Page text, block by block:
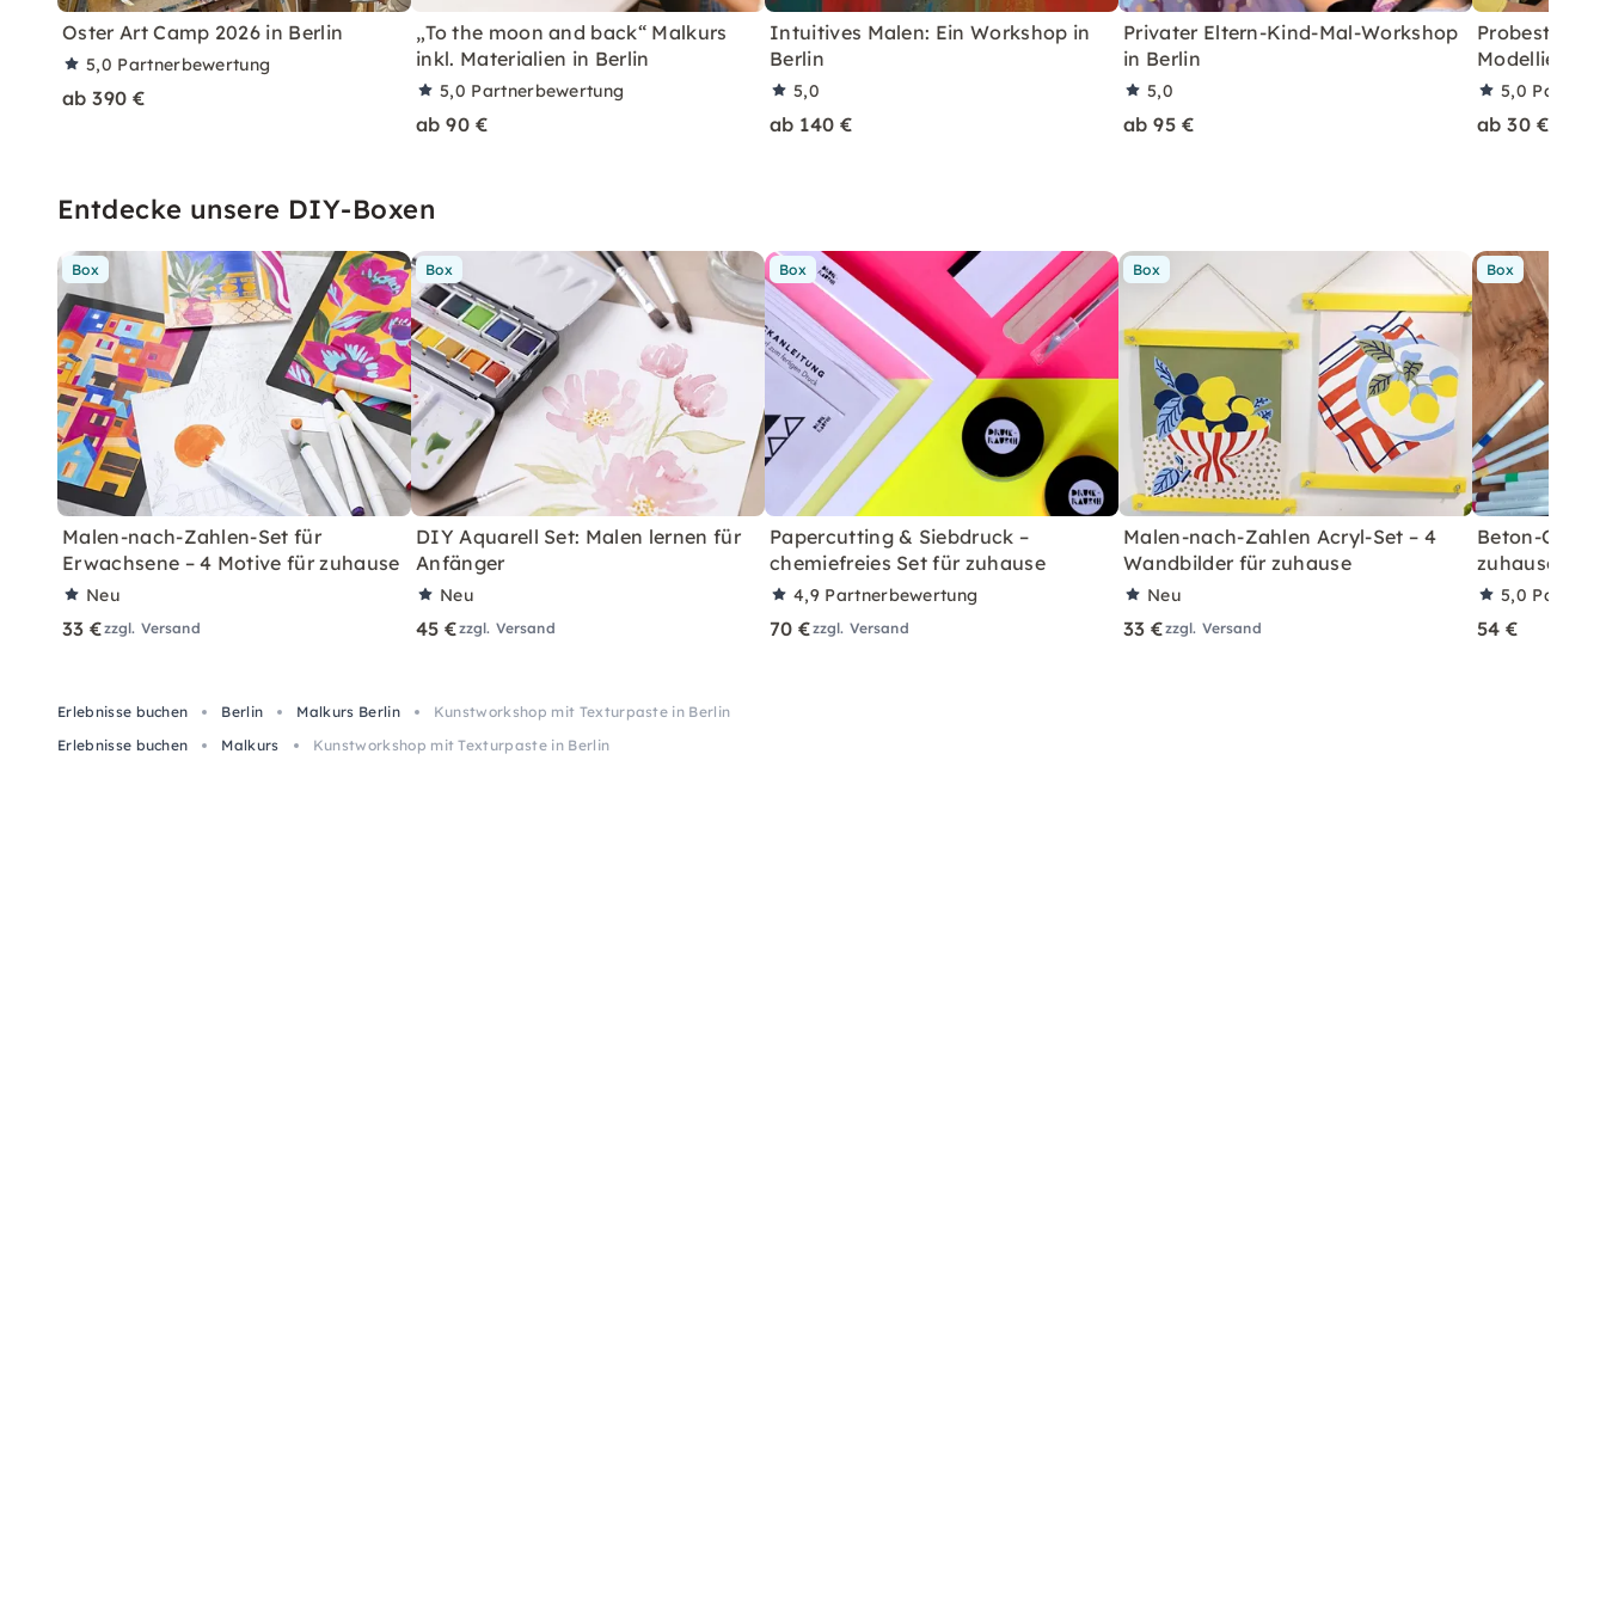
Oster Art Camp 2026 in Berlin
5,0 Partnerbewertung
ab 390 €
„To the moon and back“ Malkurs
inkl. Materialien in Berlin
5,0 Partnerbewertung
ab 90 €
Intuitives Malen: Ein Workshop in
Berlin
5,0
ab 140 €
Privater Eltern-Kind-Mal-Workshop
in Berlin
5,0
ab 95 €
Modellieren
5,0
ab 30 €
Entdecke unsere DIY-Boxen
Box
Malen-nach-Zahlen-Set für
Erwachsene – 4 Motive für zuhause
Neu
33 €zzgl. Versand
Box
DIY Aquarell Set: Malen lernen für
Anfänger
Neu
45 €zzgl. Versand
Box
Papercutting & Siebdruck –
chemiefreies Set für zuhause
4,9 Partnerbewertung
70 €zzgl. Versand
Box
Malen-nach-Zahlen Acryl-Set – 4
Wandbilder für zuhause
Neu
33 €zzgl. Versand
Box
Beton-
zuhause mit
5,0
54 €
Erlebnisse buchen Berlin Malkurs Berlin
Kunstworkshop mit Texturpaste in Berlin
Erlebnisse buchen
Malkurs Kunstworkshop mit Texturpaste in Berlin